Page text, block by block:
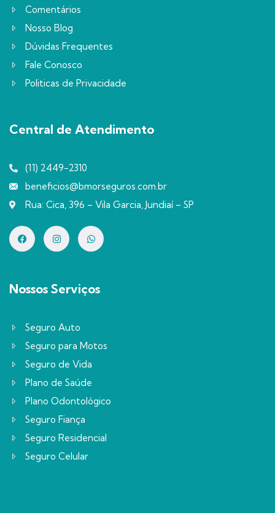
Comentários
Nosso Blog
Dúvidas Frequentes
Fale Conosco
Politicas de Privacidade
Central de Atendimento
(11) 2449-2310
beneficios@bmorseguros.com.br
Rua: Cica, 396 – Vila Garcia, Jundiaí – SP
Nossos Serviços
Seguro Auto
Seguro para Motos
Seguro de Vida
Plano de Saúde
Plano Odontológico
Seguro Fiança
Seguro Residencial
Seguro Celular